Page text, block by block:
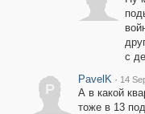
с
P
PavelK · 14
А в какой
тоже в 13